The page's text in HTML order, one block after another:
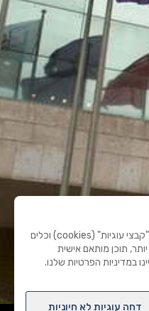
לידיעתכם, באתר זה נעשה שימוש ב"קבצי עוגיות" (cookies) וכלים
תוכן מותאם אישית
במדיניות הפרטיות שלנו.
דחה עוגיות לא חיוניות